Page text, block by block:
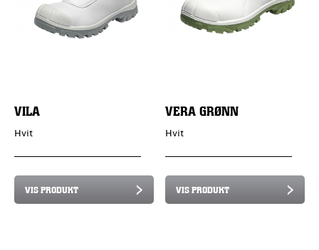
VILA
Hvit
VIS PRODUKT
VERA GRØNN
Hvit
VIS PRODUKT